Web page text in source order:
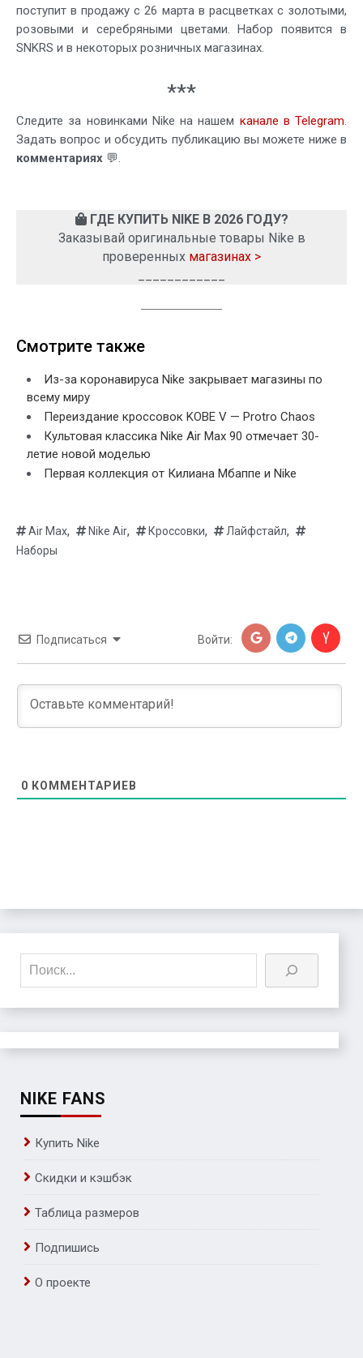
поступит в продажу с 26 марта в расцветках с золотыми,
розовыми и серебряными цветами. Набор появится в
SNKRS и в некоторых розничных магазинах.
***
Следите за новинками Nike на нашем канале в Telegram.
Задать вопрос и обсудить публикацию вы можете ниже в
комментариях 💬.
ГДЕ КУПИТЬ NIKE В 2026 ГОДУ?
Заказывай оригинальные товары Nike в
проверенных магазинах >
Смотрите также
Из-за коронавируса Nike закрывает магазины по
всему миру
Переиздание кроссовок KOBE V — Protro Chaos
Культовая классика Nike Air Max 90 отмечает 30-
летие новой моделью
Первая коллекция от Килиана Мбаппе и Nike
Air Max, Nike Air, Кроссовки, Лайфстайл,
Наборы
Подписаться Войти:
0 КОММЕНТАРИЕВ
Поиск
NIKE FANS
Купить Nike
Скидки и кэшбэк
Таблица размеров
Подпишись
О проекте